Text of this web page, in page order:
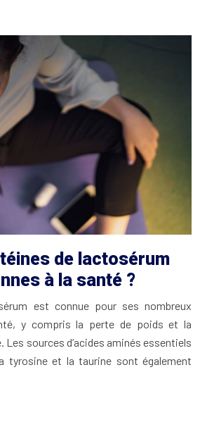
de lactosérum
à la santé ?
est connue pour ses nombreux
y compris la perte de poids et la
sources d’acides aminés essentiels
tyrosine et la taurine sont également